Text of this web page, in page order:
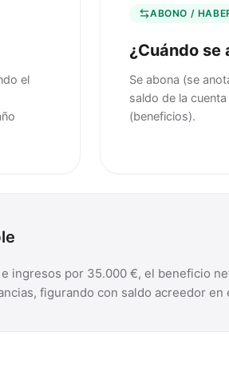
el
ABONO /
¿Cuándo se
Se abona (se
saldo de la
(beneficios).
ingresos por 35.000 €, el beneficio
figurando con saldo acreedor